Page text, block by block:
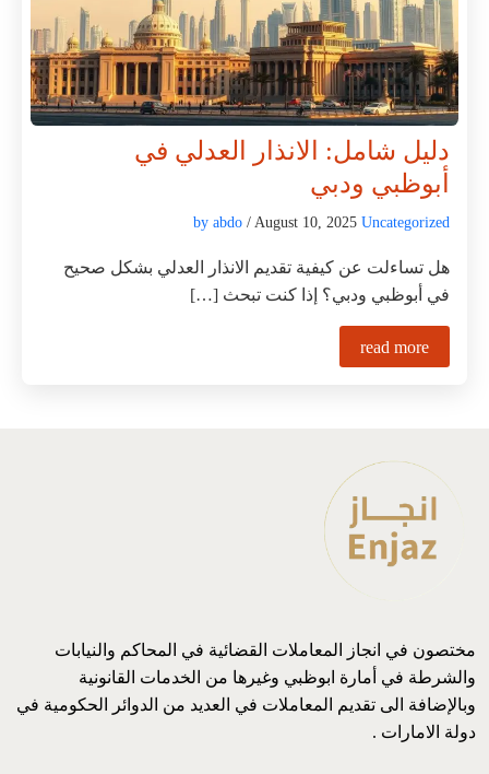
دليل شامل: الانذار العدلي في
أبوظبي ودبي
by abdo / August 10, 2025 Uncategorized
هل تساءلت عن كيفية تقديم الانذار العدلي بشكل صحيح
في أبوظبي ودبي؟ إذا كنت تبحث […]
read more
مختصون في انجاز المعاملات القضائية في المحاكم والنيابات
والشرطة في أمارة ابوظبي وغيرها من الخدمات القانونية
وبالإضافة الى تقديم المعاملات في العديد من الدوائر الحكومية في
دولة الامارات .